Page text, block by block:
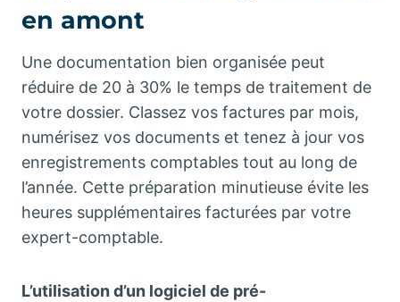
en amont
Une documentation bien organisée peut
réduire de 20 à 30% le temps de traitement de
votre dossier. Classez vos factures par mois,
numérisez vos documents et tenez à jour vos
enregistrements comptables tout au long de
l’année. Cette préparation minutieuse évite les
heures supplémentaires facturées par votre
expert-comptable.
L’utilisation d’un logiciel de pré-